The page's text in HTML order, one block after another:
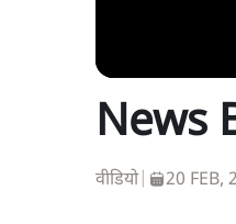
News
वीडियो| 20 FEB,